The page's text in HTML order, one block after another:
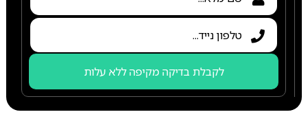
לקבלת בדיקה מקיפה ללא עלות